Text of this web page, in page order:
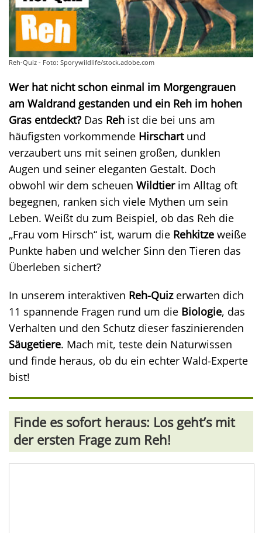
Reh-Quiz - Foto: Sporywildlife/stock.adobe.com
Wer hat nicht schon einmal im Morgengrauen
am Waldrand gestanden und ein Reh im hohen
Gras entdeckt? Das Reh ist die bei uns am
häufigsten vorkommende Hirschartund
verzaubert uns mit seinen großen, dunklen
Augen und seiner eleganten Gestalt. Doch
obwohl wir dem scheuen Wildtierim Alltag oft
begegnen, ranken sich viele Mythen um sein
Leben. Weißt du zum Beispiel, ob das Reh die
„Frau vom Hirsch“ ist, warum die Rehkitze weiße
Punkte haben und welcher Sinn den Tieren das
Überleben sichert?
In unserem interaktiven Reh-Quizerwarten dich
11 spannende Fragen rund um die Biologie, das
Verhalten und den Schutz dieser faszinierenden
Säugetiere. Mach mit, teste dein Naturwissen
und finde heraus, ob du ein echter Wald-Experte
bist!
Finde es sofort heraus: Los geht’s mit
der ersten Frage zum Reh!